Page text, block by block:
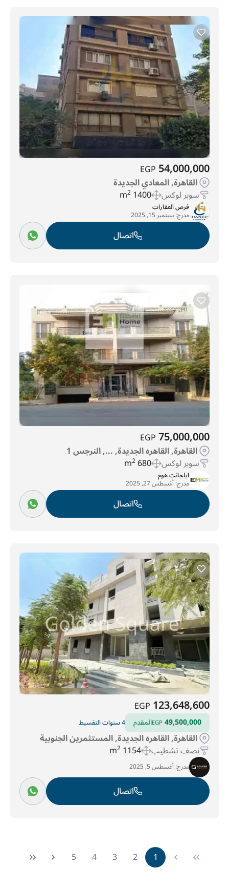
54,000,000
EGP
القاهرة, المعادي الجديدة
سوبر لوكس 1400 m
2
فرص العقارات
مدرج:سبتمبر 15, 2025
اتصال
75,000,000
EGP
القاهرة, القاهره الجديدة, ..., النرجس 1
سوبر لوكس 680 m
2
ايلجانت هوم
مدرج:أغسطس 27, 2025
اتصال
123,648,600
EGP
49,500,000
EGPالمقدم 4 سنوات التقسيط
القاهرة, القاهره الجديدة, المستثمرين الجنوبية
نصف تشطيب 1154 m
2
مدرج:أغسطس 5, 2025
اتصال
1
2
3
4
5